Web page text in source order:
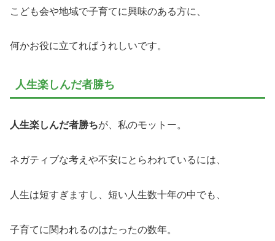
こども会や地域で子育てに興味のある方に、
何かお役に立てればうれしいです。
人生楽しんだ者勝ち
人生楽しんだ者勝ちが、私のモットー。
ネガティブな考えや不安にとらわれているには、
人生は短すぎますし、短い人生数十年の中でも、
子育てに関われるのはたったの数年。